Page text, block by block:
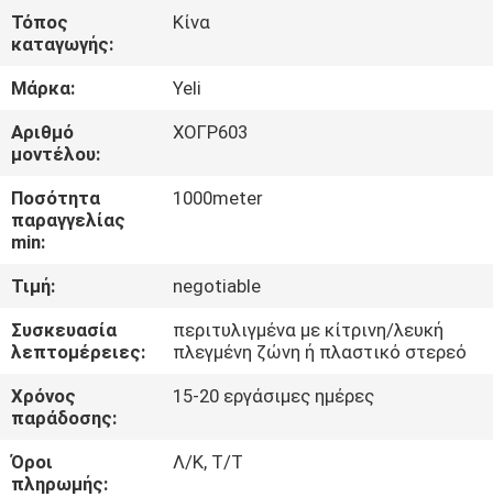
ΕΜΕΊΣ
ΓΎΡΟΣ
ΕΡΓΟΣΤΑΣΊΩΝ
ΠΟΙΟΤΙΚΌΣ
ΈΛΕΓΧΟΣ
ΜΑΣ
ΕΛΆΤΕ
ΣΕ
ΕΠΑΦΉ
ΜΕ
Τόπος
καταγωγής:
Κίνα
Μάρκα:
Yeli
Αριθμό
μοντέλου:
ΧΟΓΡ603
Ποσότητα
παραγγελίας
min:
1000meter
Τιμή:
negotiable
Συσκευασία
λεπτομέρειες:
περιτυλιγμένα με κίτρινη/λευκή
πλεγμένη ζώνη ή πλαστικό στερεό
Χρόνος
παράδοσης:
15-20 εργάσιμες ημέρες
Όροι
πληρωμής:
Λ/Κ, Τ/Τ